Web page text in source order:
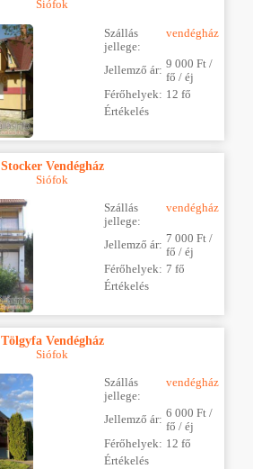
Siófok
Szállás
jellege:
vendégház
Jellemző ár: 9 000 Ft /
fő / éj
Férőhelyek: 12 fő
Értékelés
Stocker Vendégház
Siófok
Szállás
jellege:
vendégház
Jellemző ár: 7 000 Ft /
fő / éj
Férőhelyek: 7 fő
Értékelés
Tölgyfa Vendégház
Siófok
Szállás
jellege:
vendégház
Jellemző ár: 6 000 Ft /
fő / éj
Férőhelyek: 12 fő
Értékelés